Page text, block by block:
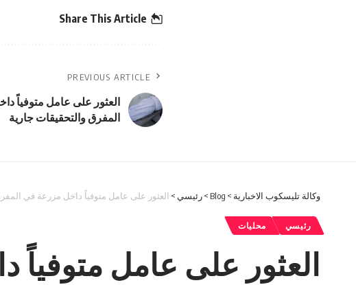
Share This Article
PREVIOUS ARTICLE
العثور على عامل متوفياً
المفرق والتحقيقات جارية
وكالة تليسكوب الاخبارية >
Blog
>رئيسي > العثور على عامل متوفياً داخل مزرعة في
رئيسي محليات
العثور على عامل